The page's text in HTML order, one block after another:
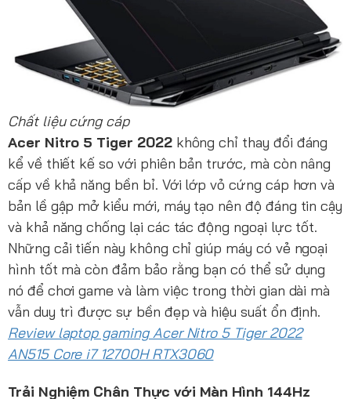
Chất liệu cứng cáp
Acer Nitro 5 Tiger 2022không chỉ thay đổi đáng
kể về thiết kế so với phiên bản trước, mà còn nâng
cấp về khả năng bền bỉ. Với lớp vỏ cứng cáp hơn và
bản lề gập mở kiểu mới, máy tạo nên độ đáng tin cậy
và khả năng chống lại các tác động ngoại lực tốt.
Những cải tiến này không chỉ giúp máy có vẻ ngoại
hình tốt mà còn đảm bảo rằng bạn có thể sử dụng
nó để chơi game và làm việc trong thời gian dài mà
vẫn duy trì được sự bền đẹp và hiệu suất ổn định.
Review laptop gaming Acer Nitro 5 Tiger 2022
AN515 Core i7 12700H RTX3060
Trải Nghiệm Chân Thực với Màn Hình 144Hz